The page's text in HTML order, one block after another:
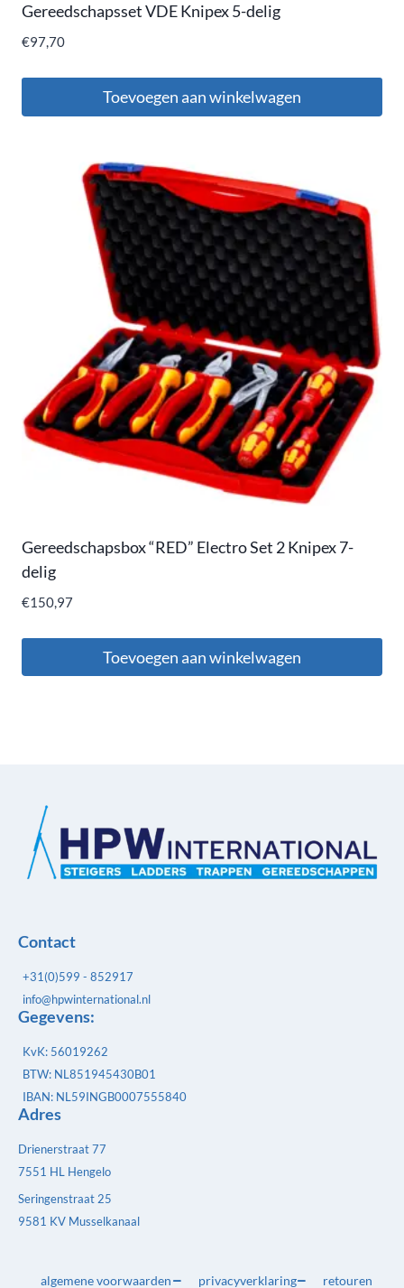
Gereedschapsset VDE Knipex 5-delig
€97,70
Toevoegen aan winkelwagen
Gereedschapsbox “RED” Electro Set 2 Knipex 7-
delig
€150,97
Toevoegen aan winkelwagen
Contact
+31(0)599 - 852917
info@hpwinternational.nl
Gegevens:
KvK: 56019262
BTW: NL851945430B01
IBAN: NL59INGB0007555840
Adres
Drienerstraat 77
7551 HL Hengelo
Seringenstraat 25
9581 KV Musselkanaal
algemene voorwaarden privacyverklaring retouren